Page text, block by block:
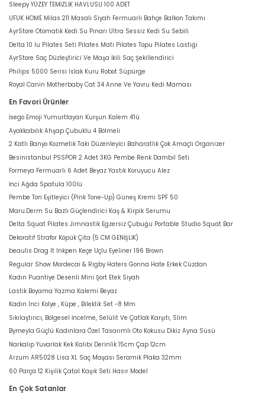
Sleepy YÜZEY TEMİZLİK HAVLUSU 100 ADET
UFUK HOME Milas 211 Masalı Siyah Fermuarlı Bahçe Balkon Takımı
AyrStore Otomatik Kedi Su Pınarı Ultra Sessiz Kedi Su Sebili
Delta 10 lu Pilates Seti Pilates Matı Pilates Topu Pilates Lastiği
AyrStore Saç Düzleştirici Ve Maşa İkili Saç Şekillendirici
Philips 5000 Serisi Islak Kuru Robot Süpürge
Royal Canin Motherbaby Cat 34 Anne Ve Yavru Kedi Maması
En Favori Ürünler
İsego Emoji Yumurtlayan Kurşun Kalem 4'lü
Ayakkabılık Ahşap Çubuklu 4 Bölmeli
2 Katlı Banyo Kozmetik Takı Düzenleyici Baharatlık Çok Amaçlı Organizer
Besinistanbul PSSPOR 2 Adet 3KG Pembe Renk Dambıl Seti
Formeya Fermuarlı 6 Adet Beyaz Yastık Koruyucu Alez
İnci Ağda Spatula 100lü
Pembe Ton Eşitleyici (Pink Tone-Up) Güneş Kremi SPF 50
Maru.Derm Su Bazlı Güçlendirici Kaş & Kirpik Serumu
Delta Squat Pilates Jimnastik Egzersiz Çubuğu Portable Studio Squat Bar
Dekoratif Strafor Köpük Çıta (5 CM GENİŞLİK)
beaulis Drag It Inkpen Keçe Uçlu Eyeliner 196 Brown
Regular Show Mordecai & Rigby Haters Gonna Hate Erkek Cüzdan
Kadın Puantiye Desenli Mini Şort Etek Siyah
Lastik Boyama Yazma Kalemi Beyaz
Kadın Inci Kolye , Küpe , Bileklik Set -8 Mm
Sıkılaştırıcı, Bölgesel İncelme, Selülit Ve Çatlak Karşıtı, Slim
Bymeyla Güçlü Kadınlara Özel Tasarımlı Oto Kokusu Dikiz Ayna Süsü
Narkalıp Yuvarlak Kek Kalıbı Derinlik 15cm Çap 12cm
Arzum AR5028 Lisa XL Saç Maşası Seramik Plaka 32mm
60 Parça 12 Kişilik Çatal Kaşık Seti Hasır Model
En Çok Satanlar